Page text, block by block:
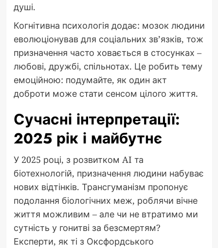
душі.
Когнітивна психологія додає: мозок людини
еволюціонував для соціальних зв’язків, тож
призначення часто ховається в стосунках –
любові, дружбі, спільнотах. Це робить тему
емоційною: подумайте, як один акт
доброти може стати сенсом цілого життя.
Сучасні інтерпретації:
2025 рік і майбутнє
У 2025 році, з розвитком AI та
біотехнологій, призначення людини набуває
нових відтінків. Трансгуманізм пропонує
подолання біологічних меж, роблячи вічне
життя можливим – але чи не втратимо ми
сутність у гонитві за безсмертям?
Експерти, як ті з Оксфордського